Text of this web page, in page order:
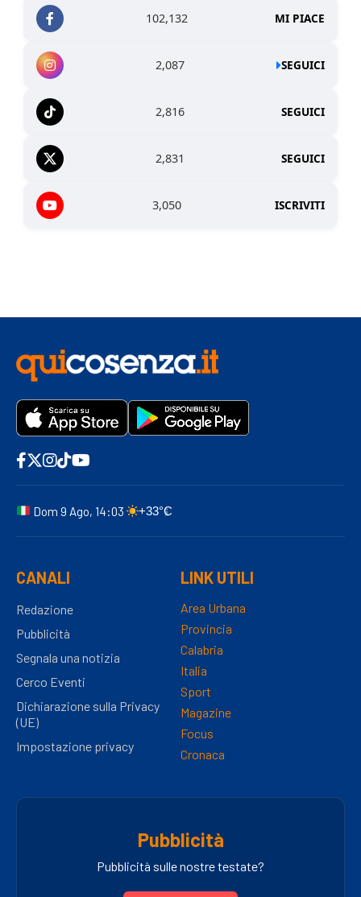
102,132 MI PIACE
2,087 SEGUICI
2,816 SEGUICI
2,831 SEGUICI
3,050 ISCRIVITI
Dom 9 Ago, 14:03 +33°C
CANALI
Redazione
Pubblicità
Segnala una notizia
Cerco Eventi
Dichiarazione sulla Privacy
(UE)
Impostazione privacy
LINK UTILI
Area Urbana
Provincia
Calabria
Italia
Sport
Magazine
Focus
Cronaca
Pubblicità
Pubblicità sulle nostre testate?